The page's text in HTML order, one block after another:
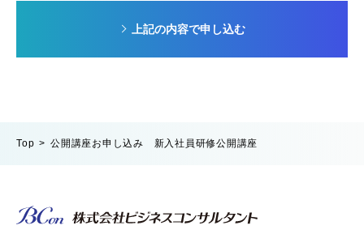
上記の内容で申し込む
Top 公開講座お申し込み 新入社員研修公開講座